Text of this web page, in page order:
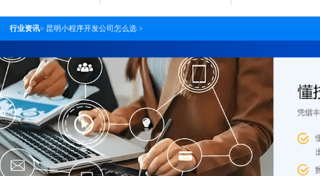
行业资讯> 昆明小程序开发公司怎么选 >